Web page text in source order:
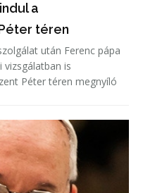
a
téren
után Ferenc pápa
is
Péter téren megnyíló